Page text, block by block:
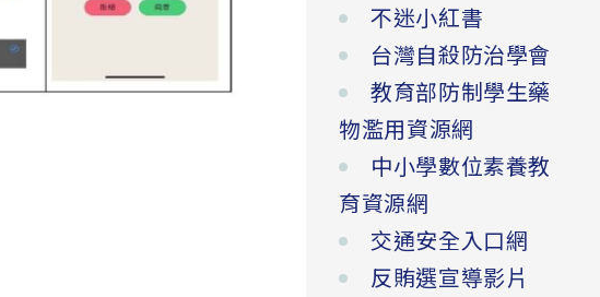
不迷小紅書
台灣自殺防治學會
教育部防制學生藥
物濫用資源網
中小學數位素養教
育資源網
交通安全入口網
反賄選宣導影片